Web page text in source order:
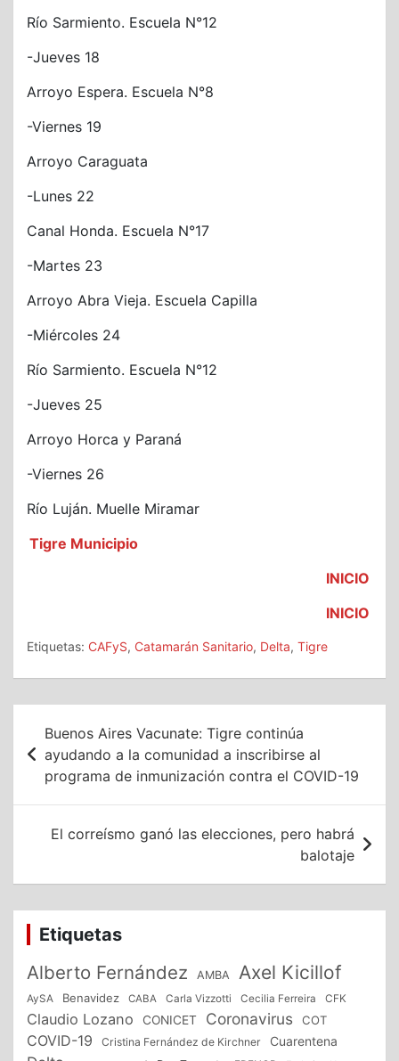
Río Sarmiento. Escuela N°12
-Jueves 18
Arroyo Espera. Escuela N°8
-Viernes 19
Arroyo Caraguata
-Lunes 22
Canal Honda. Escuela N°17
-Martes 23
Arroyo Abra Vieja. Escuela Capilla
-Miércoles 24
Río Sarmiento. Escuela N°12
-Jueves 25
Arroyo Horca y Paraná
-Viernes 26
Río Luján. Muelle Miramar
Tigre Municipio
INICIO
INICIO
Etiquetas: CAFyS, Catamarán Sanitario, Delta, Tigre
Navegación
de
entradas
Buenos Aires Vacunate: Tigre continúa
ayudando a la comunidad a inscribirse al
programa de inmunización contra el COVID-19
El correísmo ganó las elecciones, pero habrá
balotaje
Etiquetas
Alberto Fernández AMBA Axel Kicillof
AySA Benavidez CABA Carla Vizzotti Cecilia Ferreira CFK
Claudio Lozano CONICET Coronavirus COT
COVID-19 Cristina Fernández de Kirchner Cuarentena